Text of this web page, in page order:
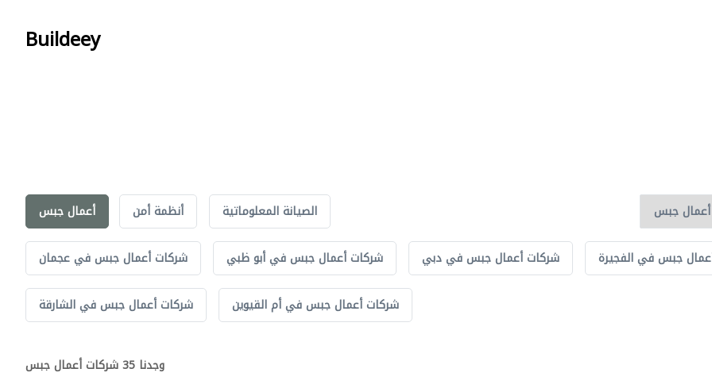
Buildeey
أعمال جبس أنظمة أمن الصيانة المعلوماتية
شركات أعمال جبس في عجمان شركات أعمال جبس في أبو ظبي شركات أعمال جبس في دبي جبس في الفجيرة
شركات أعمال جبس في الشارقة شركات أعمال جبس في أم القيوين
وجدنا 35 شركات أعمال جبس